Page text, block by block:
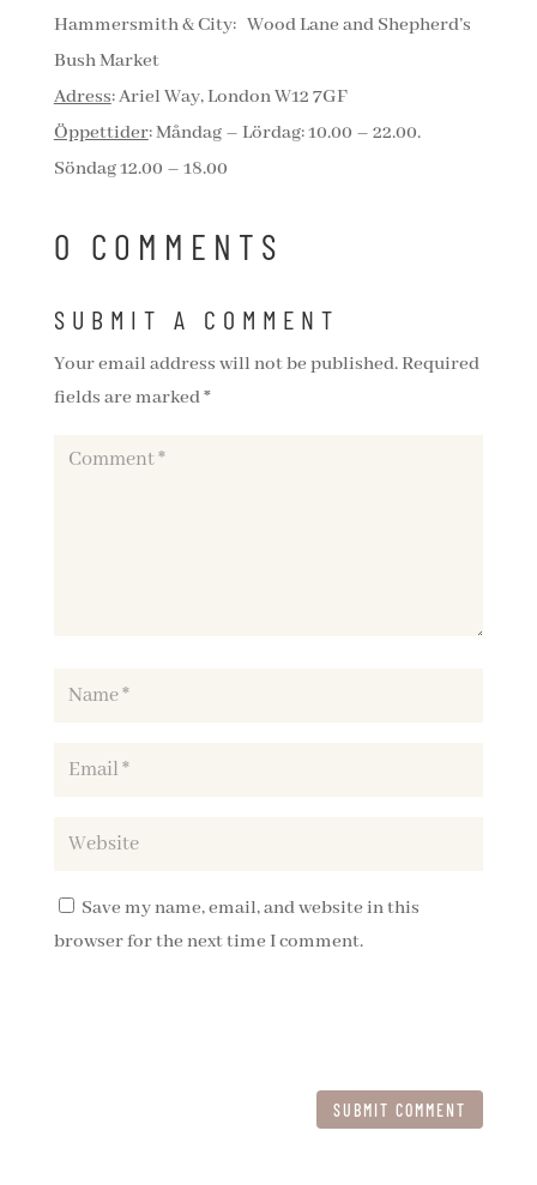
Hammersmith & City: Wood Lane and Shepherd’s
Bush Market
Adress: Ariel Way, London W12 7GF
Öppettider: Måndag – Lördag: 10.00 – 22.00.
Söndag 12.00 – 18.00
0 COMMENTS
SUBMIT A COMMENT
Your email address will not be published.Required
fields are marked*
Save my name, email, and website in this
browser for the next time I comment.
SUBMIT COMMENT